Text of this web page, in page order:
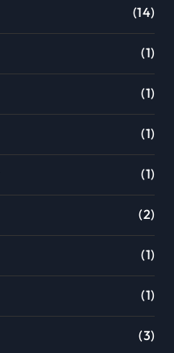
(14)
(1)
(1)
(1)
(1)
(2)
(1)
(1)
(3)